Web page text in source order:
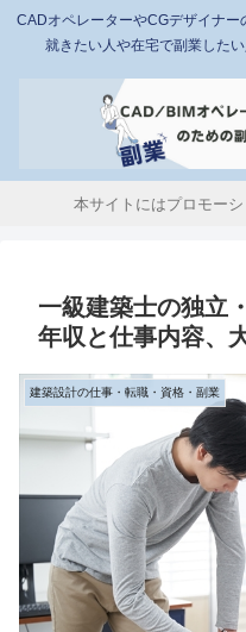
CADオペレーターやCGデザイナ
就きたい人や在宅で副業した
本サイトにはプロモー
一級建築士の独立
年収と仕事内容、
建築設計の仕事・転職・資格・副業